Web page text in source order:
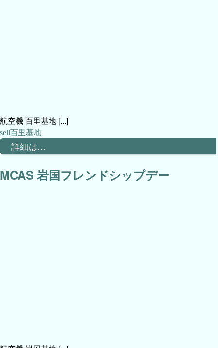
航空機 百里基地 [...]
百里基地
詳細は…
MCAS 岩国フレンドシップデー